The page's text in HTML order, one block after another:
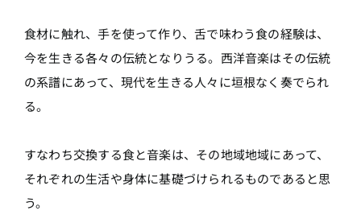
食材に触れ、手を使って作り、舌で味わう食の経験は、
今を生きる各々の伝統となりうる。西洋音楽はその伝統
の系譜にあって、現代を生きる人々に垣根なく奏でられ
る。
すなわち交換する食と音楽は、その地域地域にあって、
それぞれの生活や身体に基礎づけられるものであると思
う。